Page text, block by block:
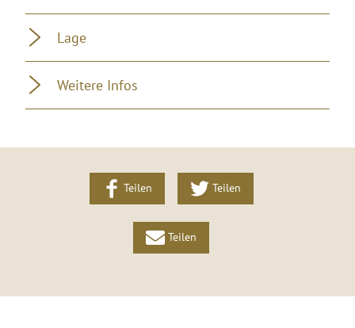
Lage
Weitere Infos
Teilen Teilen
Teilen